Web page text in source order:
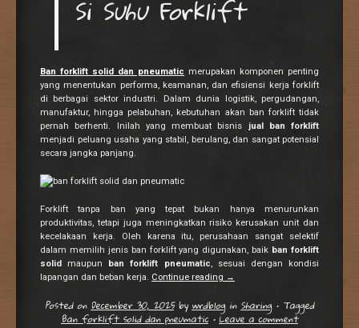
Si Suhu Forklift
Ban forklift solid dan pneumatic merupakan komponen penting
yang menentukan performa, keamanan, dan efisiensi kerja forklift
di berbagai sektor industri. Dalam dunia logistik, pergudangan,
manufaktur, hingga pelabuhan, kebutuhan akan ban forklift tidak
pernah berhenti. Inilah yang membuat bisnis
jual ban forklift
menjadi peluang usaha yang stabil, berulang, dan sangat potensial
secara jangka panjang.
Forklift tanpa ban yang tepat bukan hanya menurunkan
produktivitas, tetapi juga meningkatkan risiko kerusakan unit dan
kecelakaan kerja. Oleh karena itu, perusahaan sangat selektif
dalam memilih jenis ban forklift yang digunakan, baik ban forklift
solid maupun ban forklift pneumatic, sesuai dengan kondisi
lapangan dan beban kerja. Continue reading →
Posted on December 30, 2025by wrdblog in Sharing • Tagged
Ban forklift solid dan pneumatic • Leave a comment